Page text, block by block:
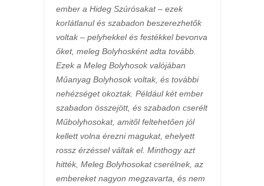
ember a Hideg Szúrósakat – ezek
korlátlanul és szabadon beszerezhetők
voltak – pelyhekkel és festékkel bevonva
őket, meleg Bolyhosként adta tovább.
Ezek a Meleg Bolyhosok valójában
Műanyag Bolyhosok voltak, és további
nehézséget okoztak. Például két ember
szabadon összejött, és szabadon cserélt
Műbolyhosokat, amitől feltehetően jól
kellett volna érezni magukat, ehelyett
rossz érzéssel váltak el. Minthogy azt
hitték, Meleg Bolyhosokat cserélnek, az
embereket nagyon megzavarta, és nem